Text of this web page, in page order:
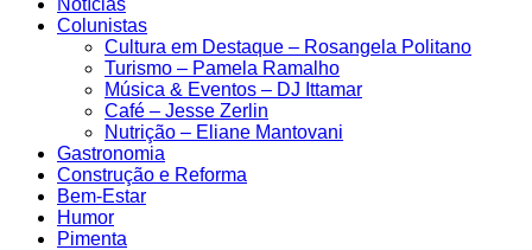
Notícias
Colunistas
Cultura em Destaque – Rosangela Politano
Turismo – Pamela Ramalho
Música & Eventos – DJ Ittamar
Café – Jesse Zerlin
Nutrição – Eliane Mantovani
Gastronomia
Construção e Reforma
Bem-Estar
Humor
Pimenta